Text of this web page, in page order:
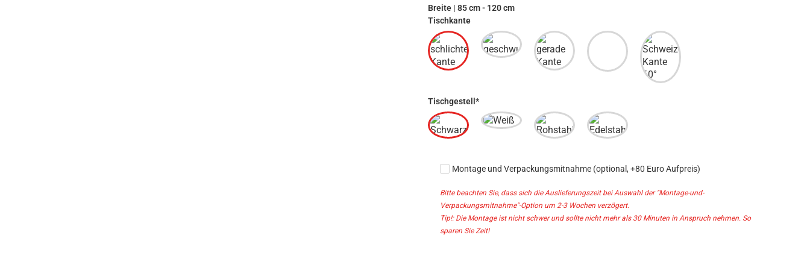
Breite | 85 cm - 120 cm
Tischkante
Tischgestell*
Montage und Verpackungsmitnahme (optional, +80 Euro Aufpreis)
Bitte beachten Sie, dass sich die Auslieferungszeit bei Auswahl der "Montage-und-
Verpackungsmitnahme"-Option um 2-3 Wochen verzögert.
Tip!: Die Montage ist nicht schwer und sollte nicht mehr als 30 Minuten in Anspruch nehmen. So
sparen Sie Zeit!